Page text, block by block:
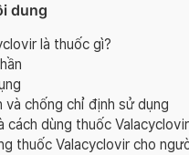
dung
là thuốc gì?
và chống chỉ định sử dụng
cách dùng thuốc Valacyclovir
thuốc Valacyclovir cho